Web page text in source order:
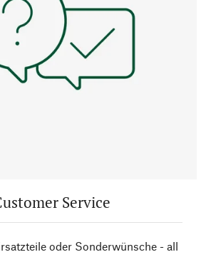
Service
oder Sonderwünsche - all